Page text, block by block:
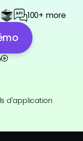
100+ more
d'application